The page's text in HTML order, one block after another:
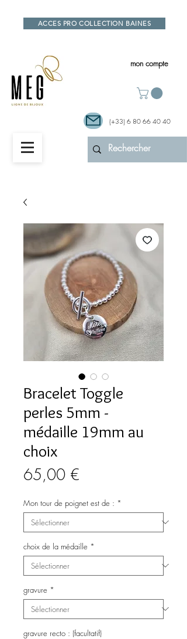
ACCES PRO COLLECTION BAINES
mon compte
(+33) 6 80 66 40 40
Bracelet Toggle
perles 5mm -
médaille 19mm au
choix
65,00 €
Mon tour de poignet est de : *
choix de la médaille *
gravure *
gravure recto : (facultatif)